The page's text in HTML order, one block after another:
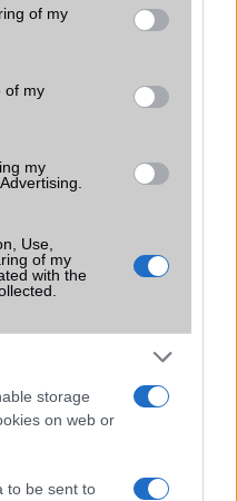
You may click to
its third-party tags to
purposes in below Google
of my
of my
my
Use,
of my
with the
storage
on web or
to be sent to
Van
elõzetes adatok
Nincs
07-13 19:00:00